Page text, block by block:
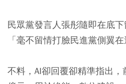
民眾黨發言人張彤隨即在底下
「毫不留情打臉民進黨側翼在
不料，AI卻回覆卻精準指出